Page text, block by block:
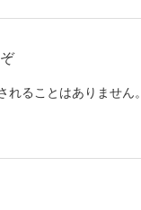
れることはありません。